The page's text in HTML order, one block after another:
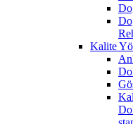
Kalite